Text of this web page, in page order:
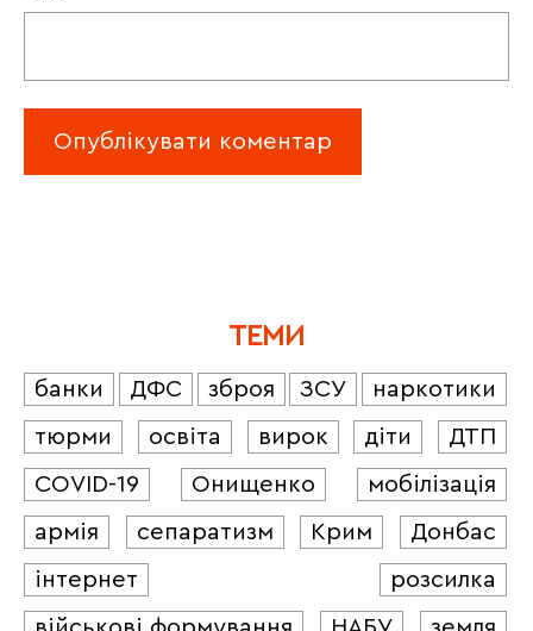
ТЕМИ
банки ДФС зброя ЗСУ
наркотики
тюрми
освіта вирок діти
ДТП
COVID-19
Онищенко
мобілізація
армія
сепаратизм Крим
Донбас
інтернет
розсилка